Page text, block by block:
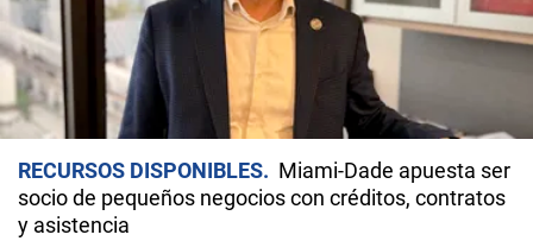
RECURSOS DISPONIBLES
Miami-Dade apuesta ser
socio de pequeños negocios con créditos, contratos
y asistencia